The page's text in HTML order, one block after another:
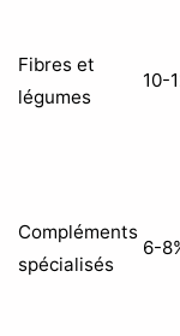
Fibres et
légumes
10-
Compléments
spécialisés
6-